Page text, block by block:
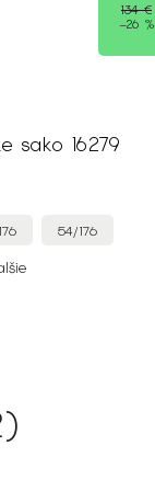
79 €
–25 %
čierne 12769